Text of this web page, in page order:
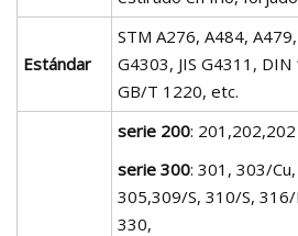
Estándar
STM A276, A484,
G4303, JIS G4311,
GB/T 1220, etc.
serie 200: 201,202,202
serie 300: 301, 303/
305,309/S, 310/S,
330,